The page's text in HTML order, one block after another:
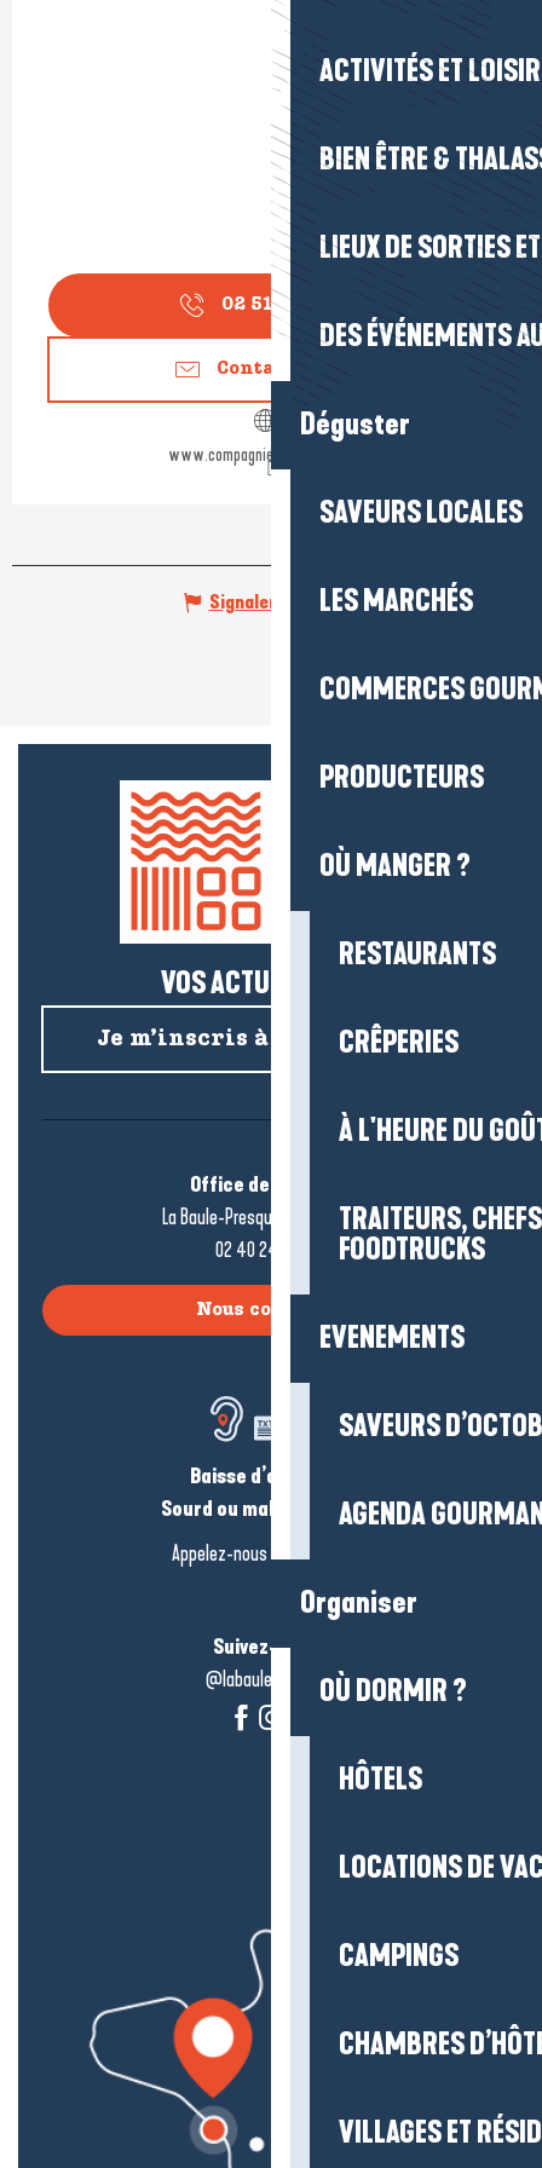
ACTIVITÉS ET
BIEN ÊTRE &
LIEUX DE SORTIES
DES ÉVÉNEMENTS
Déguster
SAVEURS LOCALES
LES MARCHÉS
COMMERCES
PRODUCTEURS
OÙ MANGER ?
RESTAURANTS
CRÊPERIES
À L'HEURE DU
TRAITEURS,
FOODTRUCKS
EVENEMENTS
SAVEURS
AGENDA
Organiser
OÙ DORMIR ?
HÔTELS
LOCATIONS DE
CAMPINGS
CHAMBRES
VILLAGES ET
02 51 60 14
Contactez-nous
www.compagnie-vendeenne.com
Signaler une erreur
VOS ACTUS SALÉES !
Je m’inscris à la newsletter
Office de tourisme
La Baule-Presqu’île de Guérande
02 40 24 34 44
Nous contacter
Baisse d’audition ?
Sourd ou malentendant ?
Appelez-nous encliquant-ici
Suivez-nous !
@labauleguérande